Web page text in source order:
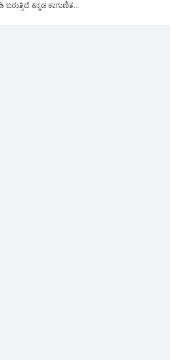
ಬರುತ್ತಿದೆ ಕನ್ನಡ ಕಾಗುಣಿತ...